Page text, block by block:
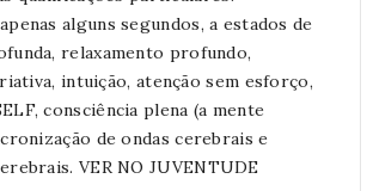
alguns segundos, a estados de
relaxamento profundo,
intuição, atenção sem esforço,
consciência plena (a mente
de ondas cerebrais e
VER NO JUVENTUDE